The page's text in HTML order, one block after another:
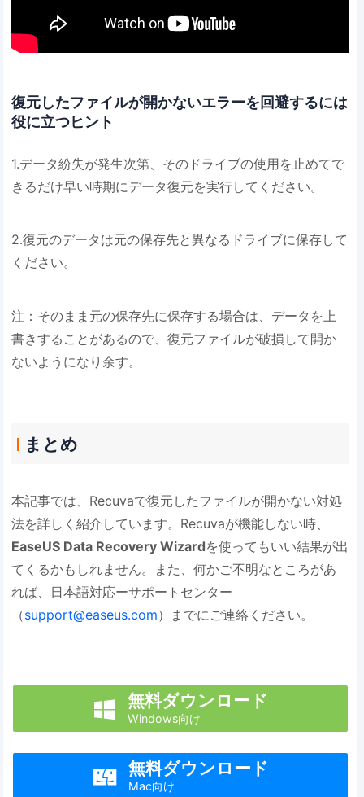
復元したファイルが開かないエラーを回避するには
役に立つヒント
1.データ紛失が発生次第、そのドライブの使用を止めてで
きるだけ早い時期にデータ復元を実行してください。
2.復元のデータは元の保存先と異なるドライブに保存して
ください。
注：そのまま元の保存先に保存する場合は、データを上
書きすることがあるので、復元ファイルが破損して開か
ないようになり余す。
まとめ
本記事では、Recuvaで復元したファイルが開かない対処
法を詳しく紹介しています。Recuvaが機能しない時、
EaseUS Data Recovery Wizardを使ってもいい結果が出
てくるかもしれません。また、何かご不明なところがあ
れば、日本語対応ーサポートセンター
（support@easeus.com）までにご連絡ください。
 無料ダウンロード
Windows向け
 無料ダウンロード
Mac向け